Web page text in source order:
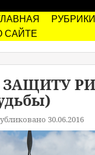
РУБРИКИ
САЙТЕ
ЗАЩИТУ
30.06.2016